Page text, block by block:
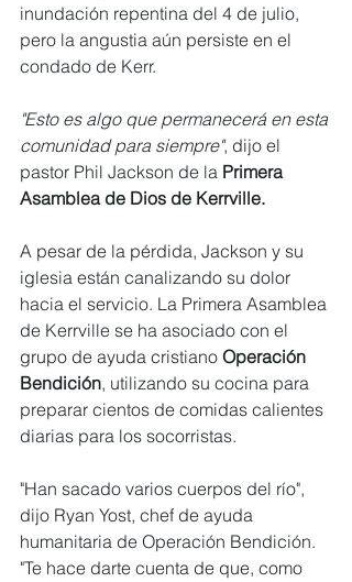
inundación repentina del 4 de julio,
pero la angustia aún persiste en el
condado de Kerr.
"Esto es algo que permanecerá en esta
comunidad para siempre", dijo el
pastor Phil Jackson de la Primera
Asamblea de Dios de Kerrville.
A pesar de la pérdida, Jackson y su
iglesia están canalizando su dolor
hacia el servicio. La Primera Asamblea
de Kerrville se ha asociado con el
grupo de ayuda cristiano Operación
Bendición, utilizando su cocina para
preparar cientos de comidas calientes
diarias para los socorristas.
"Han sacado varios cuerpos del río",
dijo Ryan Yost, chef de ayuda
humanitaria de Operación Bendición.
"Te hace darte cuenta de que, como